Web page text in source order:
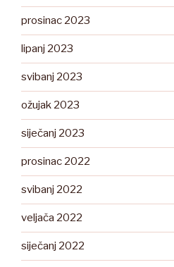
prosinac 2023
lipanj 2023
svibanj 2023
ožujak 2023
siječanj 2023
prosinac 2022
svibanj 2022
veljača 2022
siječanj 2022